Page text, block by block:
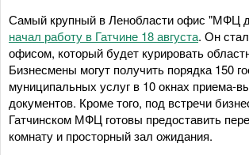
Самый крупный в Ленобласти офис "МФЦ
начал работу в Гатчине 18 августа. Он
офисом, который будет курировать
Бизнесмены могут получить порядка 150
муниципальных услуг в 10 окнах приема-
документов. Кроме того, под встречи
Гатчинском МФЦ готовы предоставить
комнату и просторный зал ожидания.